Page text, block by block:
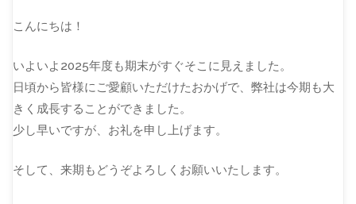
こんにちは！
いよいよ2025年度も期末がすぐそこに見えました。
日頃から皆様にご愛顧いただけたおかげで、弊社は今期も大
きく成長することができました。
少し早いですが、お礼を申し上げます。
そして、来期もどうぞよろしくお願いいたします。